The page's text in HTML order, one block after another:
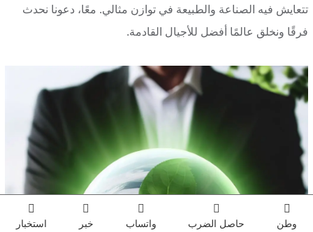
تتعايش فيه الصناعة والطبيعة في توازن مثالي. معًا، دعونا نحدث
فرقًا ونخلق عالمًا أفضل للأجيال القادمة.
وطن حاصل الضرب واتساب خبر استخبار